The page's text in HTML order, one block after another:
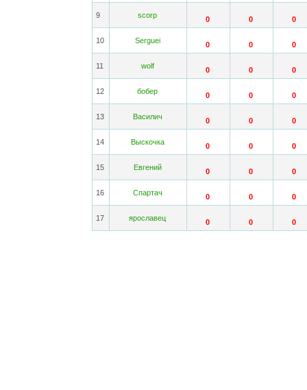
9 scorp 0 0 0
10 Serguei 0 0 0
11 wolf 0 0 0
12 бобер 0 0 0
13 Василич 0 0 0
14 Выскочка 0 0 0
15 Евгений 0 0 0
16 Спартач 0 0 0
17 ярославец 0 0 0